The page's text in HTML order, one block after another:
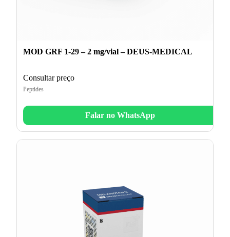
MOD GRF 1-29 – 2 mg/vial – DEUS-MEDICAL
Consultar preço
Peptides
Falar no WhatsApp